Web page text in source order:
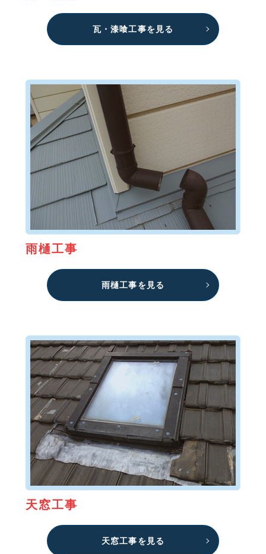
瓦・漆喰工事を見る
雨樋工事
雨樋工事を見る
天窓工事
天窓工事を見る